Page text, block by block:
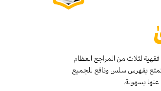
لثلاث من المراجع العظام
بفهرس سلس ونافع للجميع
بسهولة.